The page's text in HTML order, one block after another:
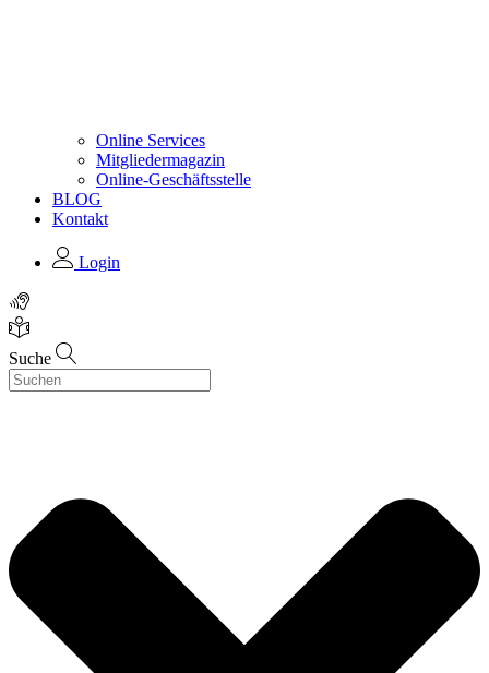
Online Services
Mitgliedermagazin
Online-Geschäftsstelle
BLOG
Kontakt
Login
Suche